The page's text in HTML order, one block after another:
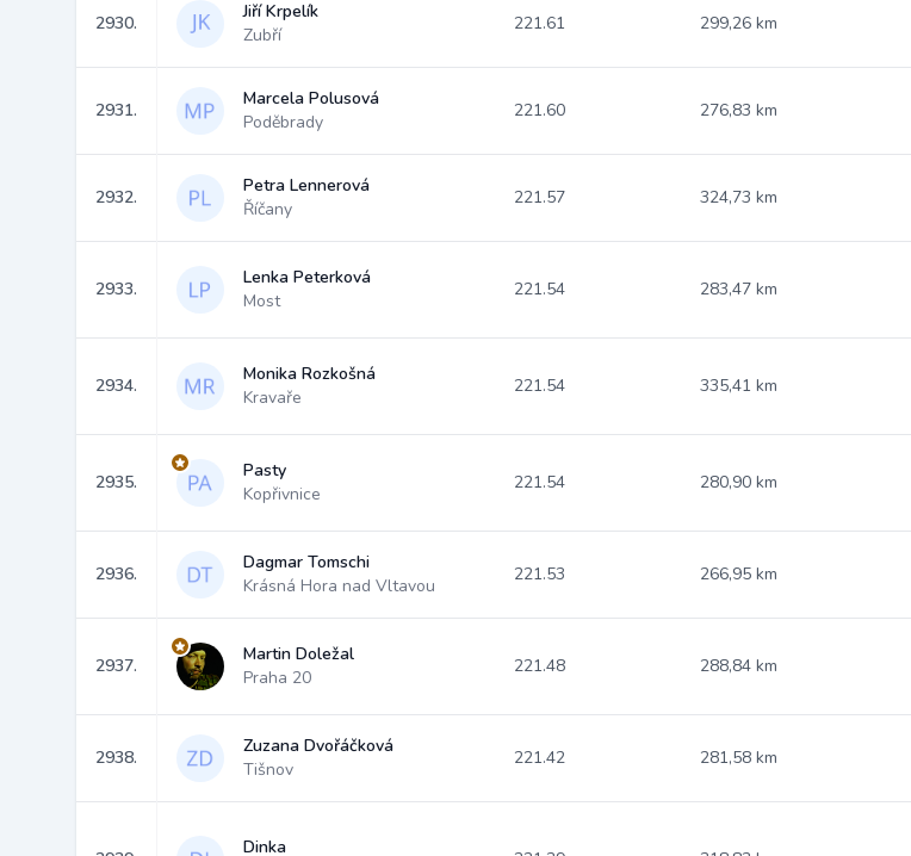
2930.
Jiří Krpelík
Zubří
221.61 299,26 km
2931.
Marcela Polusová
Poděbrady
221.60 276,83 km
2932.
Petra Lennerová
Říčany
221.57 324,73 km
2933.
Lenka Peterková
Most
221.54 283,47 km
2934.
Monika Rozkošná
Kravaře
221.54 335,41 km
2935.
Pasty
Kopřivnice
221.54 280,90 km
2936.
Dagmar Tomschi
Krásná Hora nad Vltavou
221.53 266,95 km
2937.
Martin Doležal
Praha 20
221.48 288,84 km
2938.
Zuzana Dvořáčková
Tišnov
221.42 281,58 km
Dinka